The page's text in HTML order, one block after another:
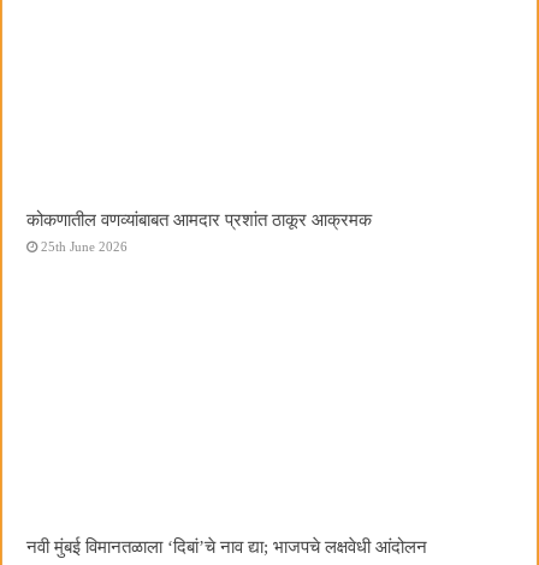
कोकणातील वणव्यांबाबत आमदार प्रशांत ठाकूर आक्रमक
25th June 2026
नवी मुंबई विमानतळाला ‌‘दिबां‌’चे नाव द्या; भाजपचे लक्षवेधी आंदोलन